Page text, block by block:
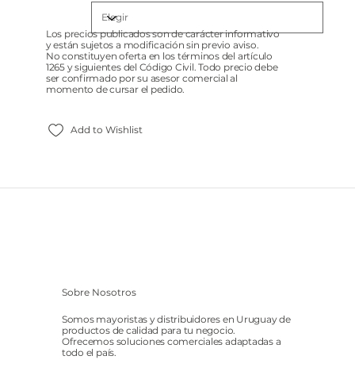
Add to Wishlist
Los precios publicados son de carácter informativo
y están sujetos a modificación sin previo aviso.
No constituyen oferta en los términos del artículo
1265 y siguientes del Código Civil. Todo precio debe
ser confirmado por su asesor comercial al
momento de cursar el pedido.
Sobre Nosotros
Somos mayoristas y distribuidores en Uruguay de
productos de calidad para tu negocio.
Ofrecemos soluciones comerciales adaptadas a
todo el país.